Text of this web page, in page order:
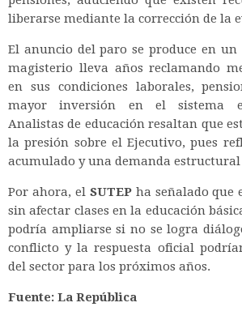
liberarse mediante la corrección de la
El anuncio del paro se produce en
magisterio lleva años reclamando
en sus condiciones laborales,
mayor inversión en el sistema
Analistas de educación resaltan que
la presión sobre el Ejecutivo, pues
acumulado y una demanda estructural
Por ahora, el SUTEPha señalado que
sin afectar clases en la educación
podría ampliarse si no se logra
conflictoyla respuesta oficial
del sector para los próximos años.
Fuente: La República